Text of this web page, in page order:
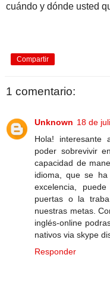
cuándo y dónde usted
Compartir
1 comentario:
Unknown 18 de
Hola! interesante
poder sobrevivir
capacidad de
idioma, que se
excelencia,
puertas o la
nuestras metas.
inglés-online
nativos via skype
Responder